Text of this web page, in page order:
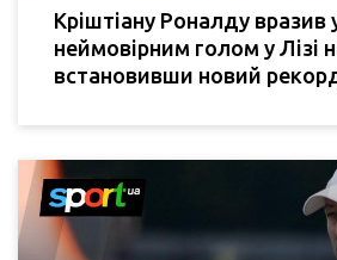
Кріштіану Роналду вразив
неймовірним голом у Лізі
встановивши новий